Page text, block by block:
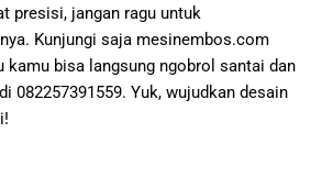
presisi, jangan ragu untuk
Kunjungi saja mesinembos.com
kamu bisa langsung ngobrol santai dan
082257391559. Yuk, wujudkan desain